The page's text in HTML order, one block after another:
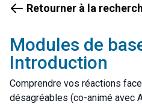
Retourner à la
Modules de
Introduction
Comprendre vos réactions
désagréables (co-animé avec